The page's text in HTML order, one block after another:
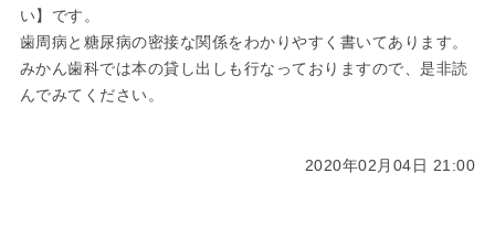
い】です。
歯周病と糖尿病の密接な関係をわかりやすく書いてあります。
みかん歯科では本の貸し出しも行なっておりますので、是非読
んでみてください。
2020年02月04日 21:00